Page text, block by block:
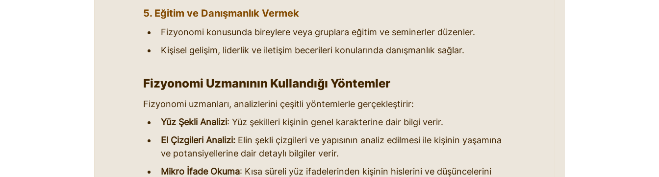
5. Eğitim ve Danışmanlık Vermek
Fizyonomi konusunda bireylere veya gruplara eğitim ve seminerler düzenler.
Kişisel gelişim, liderlik ve iletişim becerileri konularında danışmanlık sağlar.
Fizyonomi Uzmanının Kullandığı Yöntemler
Fizyonomi uzmanları, analizlerini çeşitli yöntemlerle gerçekleştirir:
Yüz Şekli Analizi: Yüz şekilleri kişinin genel karakterine dair bilgi verir.
El Çizgileri Analizi: Elin şekli çizgileri ve yapısının analiz edilmesi ile kişinin yaşamına
ve potansiyellerine dair detaylı bilgiler verir.
Mikro İfade Okuma: Kısa süreli yüz ifadelerinden kişinin hislerini ve düşüncelerini